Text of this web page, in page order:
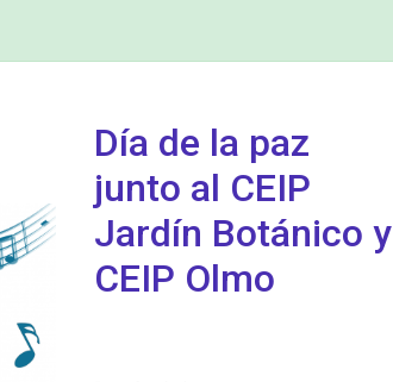
Día de la paz
junto al CEIP
Jardín Botánico y
CEIP Olmo